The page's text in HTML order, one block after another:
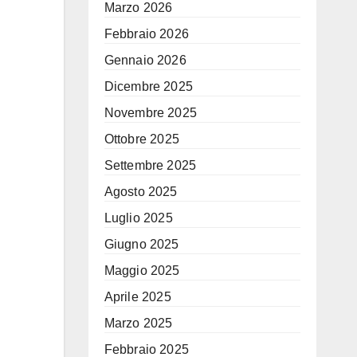
Marzo 2026
Febbraio 2026
Gennaio 2026
Dicembre 2025
Novembre 2025
Ottobre 2025
Settembre 2025
Agosto 2025
Luglio 2025
Giugno 2025
Maggio 2025
Aprile 2025
Marzo 2025
Febbraio 2025